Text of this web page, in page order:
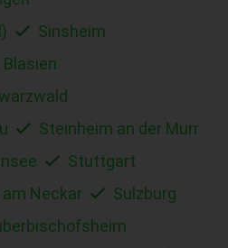
Sinsheim
Blasien
Steinheim an der Murr
Stuttgart
am Neckar
Sulzburg